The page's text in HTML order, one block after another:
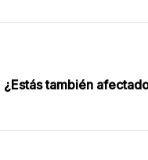
¿Estás también